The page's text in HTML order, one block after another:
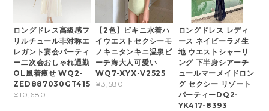
ロングドレス高級感フ
リルチュール非対称エ
レガント宴会パーティ
ー二次会おしゃれ通勤
OL風着痩せ WQ2-
ZED887030GT415
¥10,680
【2色】ビキニ水着ハ
イウエストセクシーモ
ノキニタンキニ温泉ビ
ーチ海大人可愛い
WQ7-XYX-V2525
¥3,580
ロングドレス レディ
ース ネイビーラメ生
地 ウエストシャーリ
ング 下半身シアーチ
ュールマーメイドロン
グ セクシー リゾート
パーティーDQ2-
YK417-8393